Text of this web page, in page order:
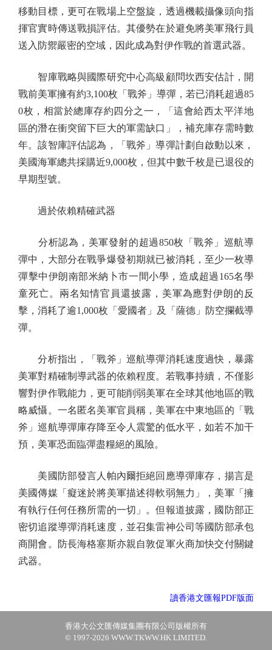
移動目標，更可在戰場上空盤旋，透過機載攝像頭向指
揮官實時傳送戰損評估。其優勢在於避免將美軍飛行員
送入防禦嚴密的空域，因此成為對伊作戰的首選武器。
智庫戰略與國際研究中心高級顧問坎西安估計，開
戰前美軍擁有約3,100枚「戰斧」導彈，若已消耗超過85
0枚，相當於總庫存約四分之一，「這會給西太平洋地
區的潛在衝突留下巨大的軍需缺口」，補充庫存需時數
年。該智庫評估認為，「戰斧」導彈計劃自啟動以來，
美國海軍總共採購近9,000枚，但其中數千枚是已退役的
早期型號。
過於依賴精確武器
分析認為，美軍發射的超過850枚「戰斧」巡航導
彈中，大部分在戰爭爆發初期就已被消耗，至少一枚導
彈擊中伊朗南部米納卜市一間小學，造成超過165名學
童死亡。兩名知情官員還披露，美軍為應對伊朗的反
擊，消耗了逾1,000枚「愛國者」及「薩德」防空攔截導
彈。
分析指出，「戰斧」巡航導彈消耗速度過快，暴露
美軍對精確制導武器的依賴程度。若戰事持續，不僅影
響對伊作戰能力，更可能削弱美軍在全球其他地區的戰
略威懾。一名匿名美軍官員稱，美軍在中東地區的「戰
斧」巡航導彈庫存降至令人震驚的低水平，如若不加干
預，美軍恐面臨彈盡糧絕的風險。
美國防部發言人帕內爾拒絕回應導彈庫存，揚言是
美國傳媒「癡迷於將美軍描述得軟弱無力」，美軍「擁
有執行任何任務所需的一切」。但報道披露，國防部正
密切追蹤導彈消耗速度，並召集雷神公司等國防部承包
商開會。防長海格塞斯亦親自敦促軍火商加快交付關鍵
武器。
讀香港文匯報PDF版面
香港大公文匯傳媒集團有限公司版權所有
© 1997-2026 WWW.TKWW.HK LIMITED.